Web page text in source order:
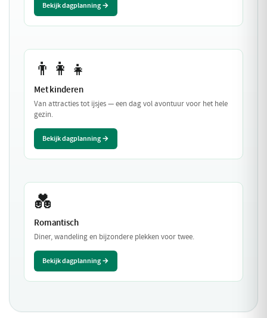
Bekijk dagplanning →
👨‍👩‍👧
Met kinderen
Van attracties tot ijsjes — een dag vol avontuur voor het hele
gezin.
Bekijk dagplanning →
💑
Romantisch
Diner, wandeling en bijzondere plekken voor twee.
Bekijk dagplanning →